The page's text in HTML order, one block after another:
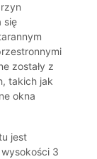
się
zostały z
takich jak
okna
jest
3